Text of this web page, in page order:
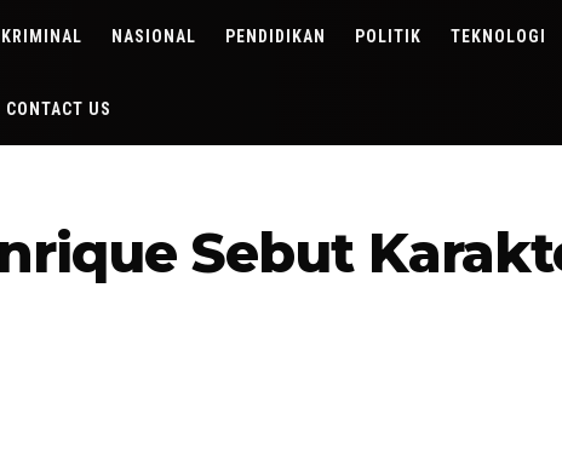
KRIMINAL NASIONAL PENDIDIKAN POLITIK TEKNOLOGI
CONTACT US
Sebut